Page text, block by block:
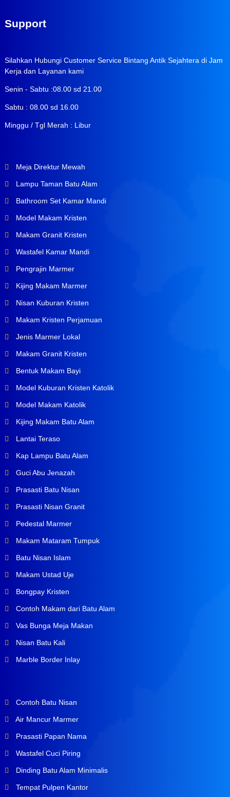
Support
Silahkan Hubungi Customer Service Bintang Antik Sejahtera di Jam
Kerja dan Layanan kami
Senin - Sabtu :08.00 sd 21.00
Sabtu : 08.00 sd 16.00
Minggu / Tgl Merah : Libur
Meja Direktur Mewah
Lampu Taman Batu Alam
Bathroom Set Kamar Mandi
Model Makam Kristen
Makam Granit Kristen
Wastafel Kamar Mandi
Pengrajin Marmer
Kijing Makam Marmer
Nisan Kuburan Kristen
Makam Kristen Perjamuan
Jenis Marmer Lokal
Makam Granit Kristen
Bentuk Makam Bayi
Model Kuburan Kristen Katolik
Model Makam Katolik
Kijing Makam Batu Alam
Lantai Teraso
Kap Lampu Batu Alam
Guci Abu Jenazah
Prasasti Batu Nisan
Prasasti Nisan Granit
Pedestal Marmer
Makam Mataram Tumpuk
Batu Nisan Islam
Makam Ustad Uje
Bongpay Kristen
Contoh Makam dari Batu Alam
Vas Bunga Meja Makan
Nisan Batu Kali
Marble Border Inlay
Contoh Batu Nisan
Air Mancur Marmer
Prasasti Papan Nama
Wastafel Cuci Piring
Dinding Batu Alam Minimalis
Tempat Pulpen Kantor